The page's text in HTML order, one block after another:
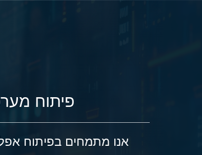
פיתוח
אנו מתמחים בפיתוח